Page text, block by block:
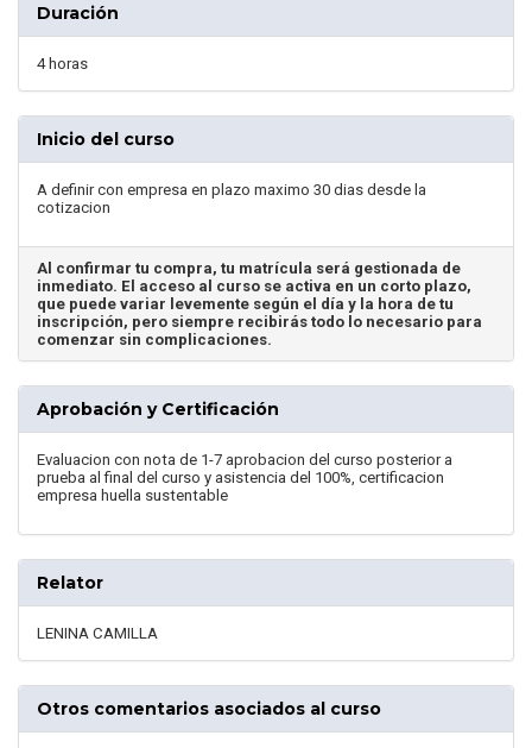
Duración
4 horas
Inicio del curso
A definir con empresa en plazo maximo 30 dias desde la
cotizacion
Al confirmar tu compra, tu matrícula será gestionada de
inmediato. El acceso al curso se activa en un corto plazo,
que puede variar levemente según el día y la hora de tu
inscripción, pero siempre recibirás todo lo necesario para
comenzar sin complicaciones.
Aprobación y Certificación
Evaluacion con nota de 1-7 aprobacion del curso posterior a
prueba al final del curso y asistencia del 100%, certificacion
empresa huella sustentable
Relator
LENINA CAMILLA
Otros comentarios asociados al curso